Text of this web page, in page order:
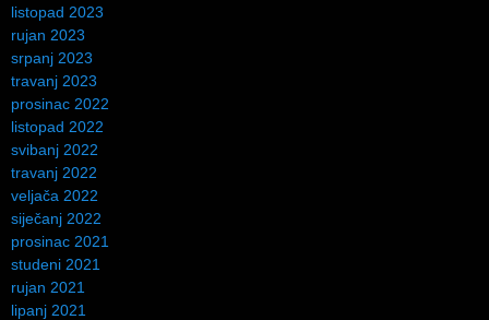
listopad 2023
rujan 2023
srpanj 2023
travanj 2023
prosinac 2022
listopad 2022
svibanj 2022
travanj 2022
veljača 2022
siječanj 2022
prosinac 2021
studeni 2021
rujan 2021
lipanj 2021